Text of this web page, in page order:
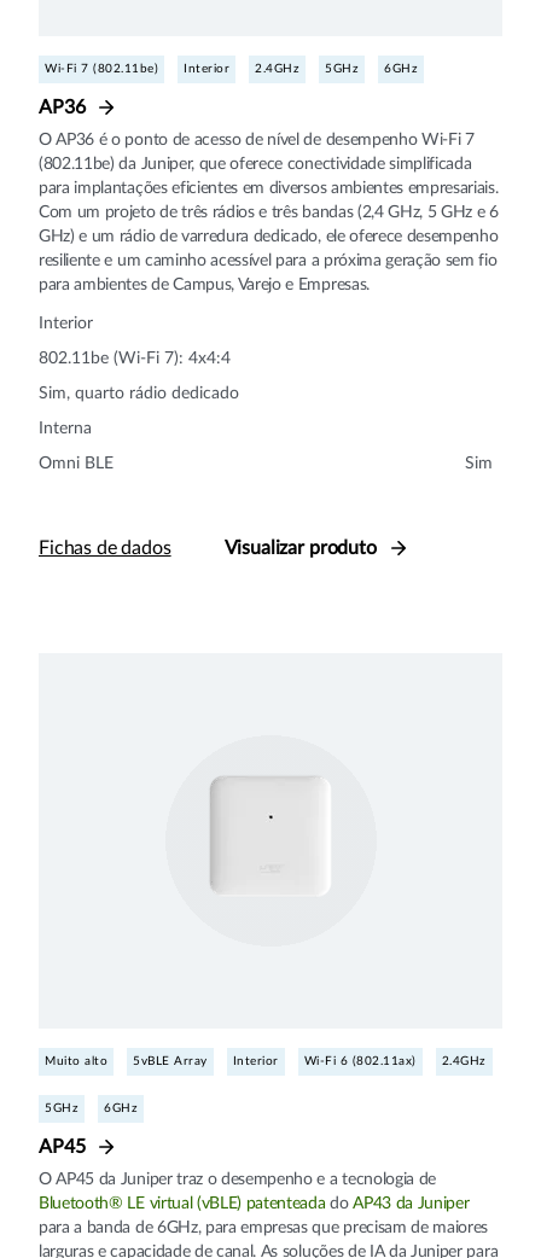
Wi-Fi 7 (802.11be) Interior 2.4GHz 5GHz 6GHz
AP36
O AP36 é o ponto de acesso de nível de desempenho Wi‑Fi 7
(802.11be) da Juniper, que oferece conectividade simplificada
para implantações eficientes em diversos ambientes empresariais.
Com um projeto de três rádios e três bandas (2,4 GHz, 5 GHz e 6
GHz) e um rádio de varredura dedicado, ele oferece desempenho
resiliente e um caminho acessível para a próxima geração sem fio
para ambientes de Campus, Varejo e Empresas.
Interior
802.11be (Wi-Fi 7): 4x4:4
Sim, quarto rádio dedicado
Interna
Omni BLE Sim
Fichas de dados Visualizar produto
Muito alto 5vBLE Array Interior Wi-Fi 6 (802.11ax) 2.4GHz
5GHz 6GHz
AP45
O AP45 da Juniper traz o desempenho e a tecnologia de
Bluetooth® LE virtual (vBLE) patenteada doAP43 da Juniper
para a banda de 6GHz, para empresas que precisam de maiores
larguras e capacidade de canal. As soluções de IA da Juniper para